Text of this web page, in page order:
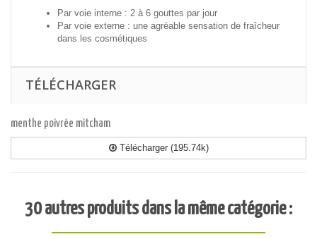
Par voie interne : 2 à 6 gouttes par jour
Par voie externe : une agréable sensation de fraîcheur
dans les cosmétiques
TÉLÉCHARGER
menthe poivrée mitcham
Télécharger (195.74k)
30 autres produits dans la même catégorie :